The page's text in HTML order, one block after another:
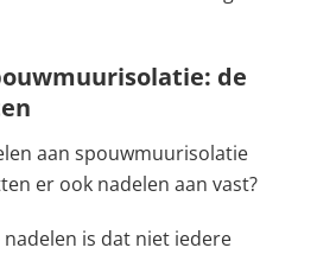
de
aan spouwmuurisolatie
er ook nadelen aan vast?
is dat niet iedere